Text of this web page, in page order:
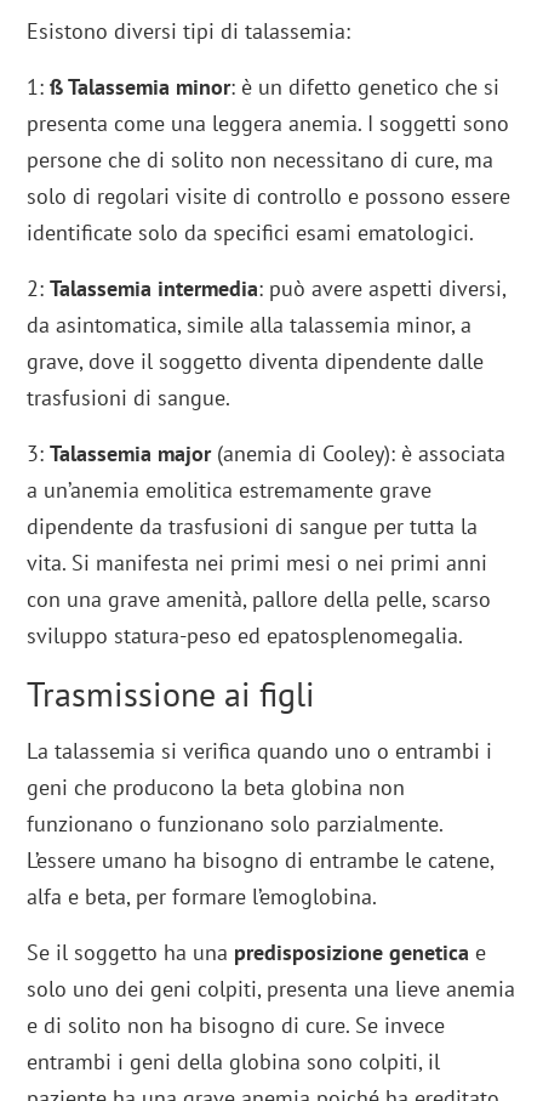
Esistono diversi tipi di talassemia:
1: ß Talassemia minor: è un difetto genetico che si
presenta come una leggera anemia. I soggetti sono
persone che di solito non necessitano di cure, ma
solo di regolari visite di controllo e possono essere
identificate solo da specifici esami ematologici.
2:Talassemia intermedia: può avere aspetti diversi,
da asintomatica, simile alla talassemia minor, a
grave, dove il soggetto diventa dipendente dalle
trasfusioni di sangue.
3:Talassemia major(anemia di Cooley): è associata
a un’anemia emolitica estremamente grave
dipendente da trasfusioni di sangue per tutta la
vita. Si manifesta nei primi mesi o nei primi anni
con una grave amenità, pallore della pelle, scarso
sviluppo statura-peso ed epatosplenomegalia.
Trasmissione ai figli
La talassemia si verifica quando uno o entrambi i
geni che producono la beta globina non
funzionano o funzionano solo parzialmente.
L’essere umano ha bisogno di entrambe le catene,
alfa e beta, per formare l’emoglobina.
Se il soggetto ha una predisposizione genetica e
solo uno dei geni colpiti, presenta una lieve anemia
e di solito non ha bisogno di cure. Se invece
entrambi i geni della globina sono colpiti, il